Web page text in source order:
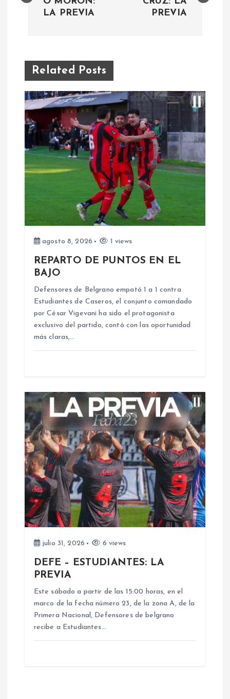
a
c
ó
n
d
d
a
s
LA PREVIA
PREVIA
Related Posts
agosto 8, 2026 1 views
REPARTO DE PUNTOS EN EL
BAJO
Defensores de Belgrano empató 1 a 1 contra
Estudiantes de Caseros, el conjunto comandado
por César Vigevani ha sido el protagonista
exclusivo del partido, contó con las oportunidad
más claras,…
julio 31, 2026 6 views
DEFE – ESTUDIANTES: LA
PREVIA
Este sábado a partir de las 15:00 horas, en el
marco de la fecha número 23, de la zona A, de la
Primera Nacional, Defensores de belgrano
recibe a Estudiantes…